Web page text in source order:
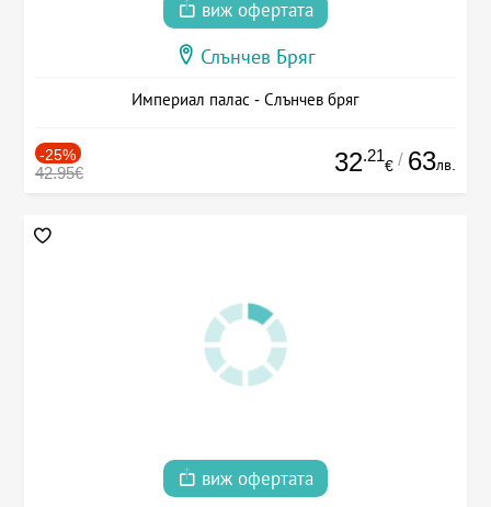
виж офертата
Слънчев Бряг
Империал палас - Слънчев бряг
-25%
42.95€ 32.21
€ / 63лв.
виж офертата